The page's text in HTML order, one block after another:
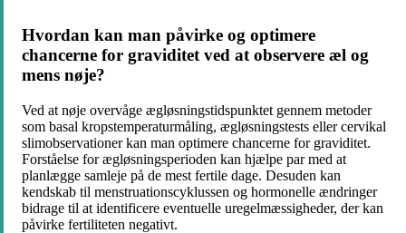
Hvordan kan man påvirke og optimere
chancerne for graviditet ved at observere æl og
mens nøje?
Ved at nøje overvåge ægløsningstidspunktet gennem metoder
som basal kropstemperaturmåling, ægløsningstests eller cervikal
slimobservationer kan man optimere chancerne for graviditet.
Forståelse for ægløsningsperioden kan hjælpe par med at
planlægge samleje på de mest fertile dage. Desuden kan
kendskab til menstruationscyklussen og hormonelle ændringer
bidrage til at identificere eventuelle uregelmæssigheder, der kan
påvirke fertiliteten negativt.